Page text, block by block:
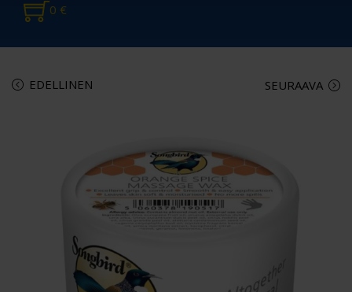
0 €
EDELLINEN SEURAAVA